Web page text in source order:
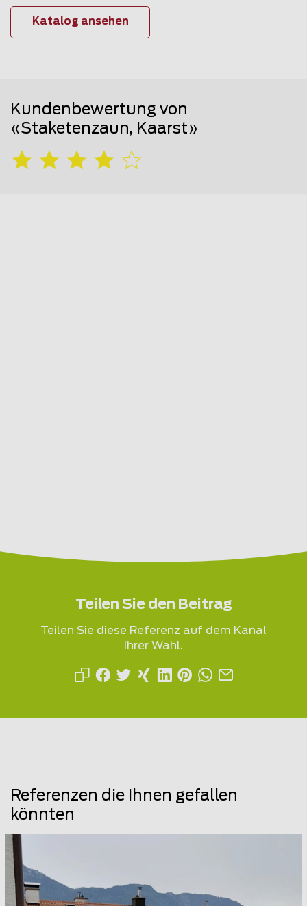
Katalog ansehen
Kundenbewertung von
«Staketenzaun, Kaarst»
Teilen Sie den Beitrag
Teilen Sie diese Referenz auf dem Kanal
Ihrer Wahl.
Referenzen die Ihnen gefallen
könnten